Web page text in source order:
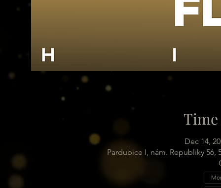
Dec 14,
Pardubice I, nám. Republiky 56,